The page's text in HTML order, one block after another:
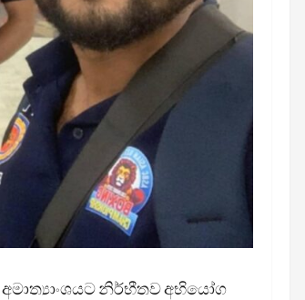
අමාත්‍යාංශයට නිර්භීතව අභියෝග